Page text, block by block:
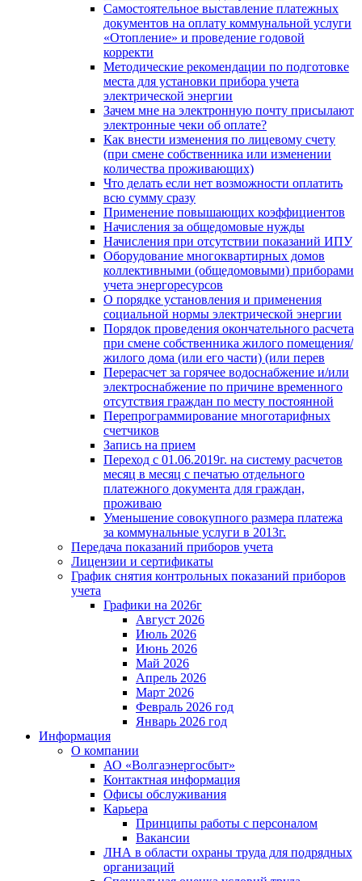
Самостоятельное выставление платежных
документов на оплату коммунальной услуги
«Отопление» и проведение годовой
корректи
Методические рекомендации по подготовке
места для установки прибора учета
электрической энергии
Зачем мне на электронную почту присылают
электронные чеки об оплате?
Как внести изменения по лицевому счету
(при смене собственника или изменении
количества проживающих)
Что делать если нет возможности оплатить
всю сумму сразу
Применение повышающих коэффициентов
Начисления за общедомовые нужды
Начисления при отсутствии показаний ИПУ
Оборудование многоквартирных домов
коллективными (общедомовыми) приборами
учета энергоресурсов
О порядке установления и применения
социальной нормы электрической энергии
Порядок проведения окончательного расчета
при смене собственника жилого помещения/
жилого дома (или его части) (или перев
Перерасчет за горячее водоснабжение и/или
электроснабжение по причине временного
отсутствия граждан по месту постоянной
Перепрограммирование многотарифных
счетчиков
Запись на прием
Переход с 01.06.2019г. на систему расчетов
месяц в месяц с печатью отдельного
платежного документа для граждан,
проживаю
Уменьшение совокупного размера платежа
за коммунальные услуги в 2013г.
Передача показаний приборов учета
Лицензии и сертификаты
График снятия контрольных показаний приборов
учета
Графики на 2026г
Август 2026
Июль 2026
Июнь 2026
Май 2026
Апрель 2026
Март 2026
Февраль 2026 год
Январь 2026 год
Информация
О компании
АО «Волгаэнергосбыт»
Контактная информация
Офисы обслуживания
Карьера
Принципы работы с персоналом
Вакансии
ЛНА в области охраны труда для подрядных
организаций